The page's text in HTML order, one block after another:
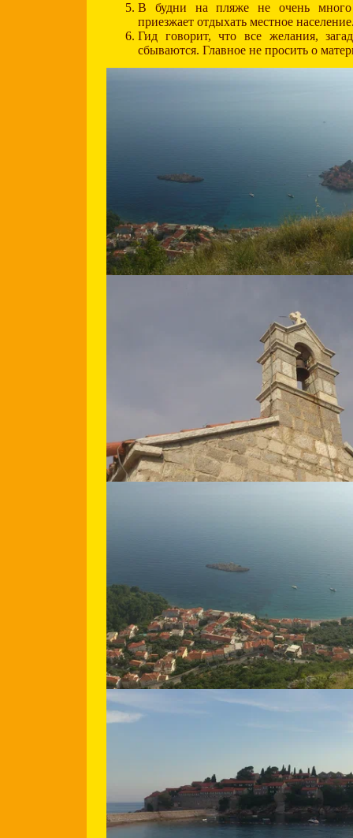
В будни на пляже не очень
приезжает отдыхать местное
Гид говорит, что все желания,
сбываются. Главное не просить о